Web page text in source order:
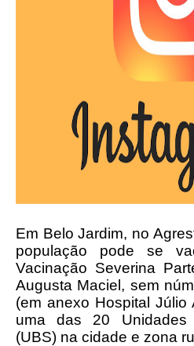
Em Belo Jardim, no
população pode se
Vacinação Severina
Augusta Maciel, sem
(em anexo Hospital Júlio
uma das 20
(UBS) na cidade e zona